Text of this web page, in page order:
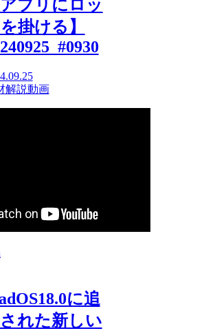
アプリにロッ
掛ける】
解説動画
に追
れた新しい